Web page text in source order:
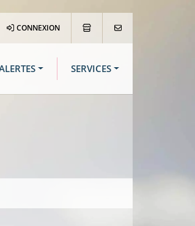
CONNEXION
SERVICES